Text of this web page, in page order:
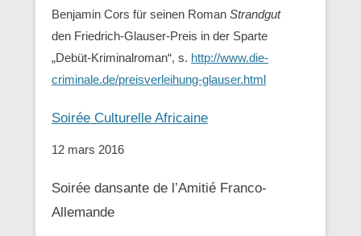
Benjamin Cors für seinen Roman Strandgut
den Friedrich-Glauser-Preis in der Sparte
„Debüt-Kriminalroman“, s. http://www.die-
criminale.de/preisverleihung-glauser.html
Soirée Culturelle Africaine
12 mars 2016
Soirée dansante de l’Amitié Franco-
Allemande